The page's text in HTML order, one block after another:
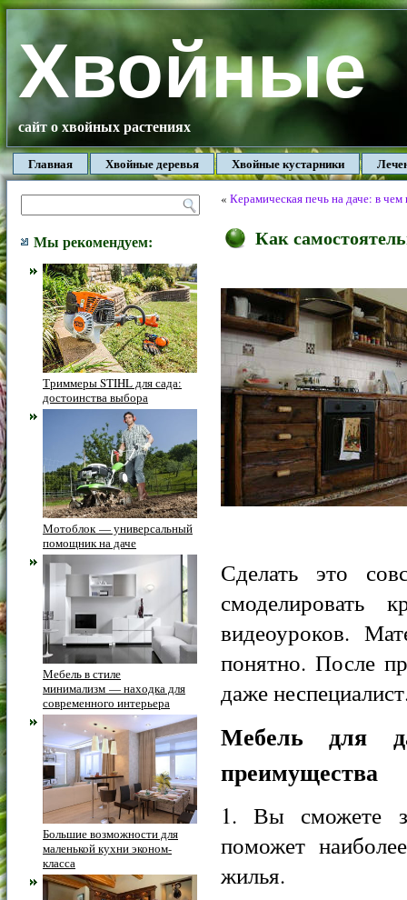
Хвойные
сайт о хвойных растениях
Главная Хвойные деревья Хвойные кустарники
Мы рекомендуем:
Триммеры STIHL для сада:
достоинства выбора
Мотоблок — универсальный
помощник на даче
Мебель в стиле
минимализм — находка для
современного интерьера
Большие возможности для
маленькой кухни эконом-
класса
« Керамическая печь на даче: в
Как
Сделать это
видеоуроков.
понятно. После
даже
Мебель для
преимущества
1. Вы сможете
поможет
жилья.